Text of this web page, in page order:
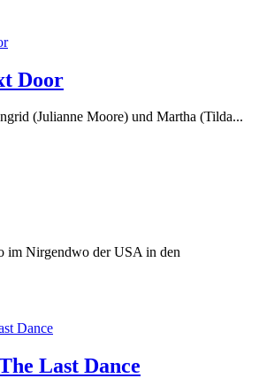
Door
(Julianne Moore) und Martha (Tilda...
im Nirgendwo der USA in den
Last Dance